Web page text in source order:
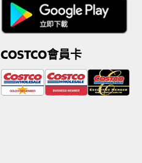
COSTCO會員卡